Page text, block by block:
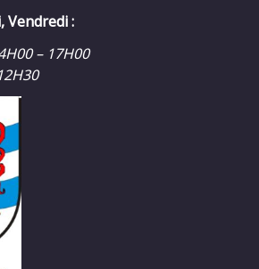
Vendredi :
– 17H00